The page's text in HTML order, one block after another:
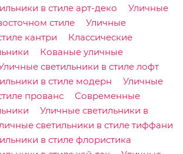
в стиле арт-деко
Уличные
стиле
Уличные
кантри
Классические
Кованые уличные
светильники в стиле лофт
в стиле модерн
Уличные
прованс
Современные
Уличные светильники в
светильники в стиле тиффани
в стиле флористика